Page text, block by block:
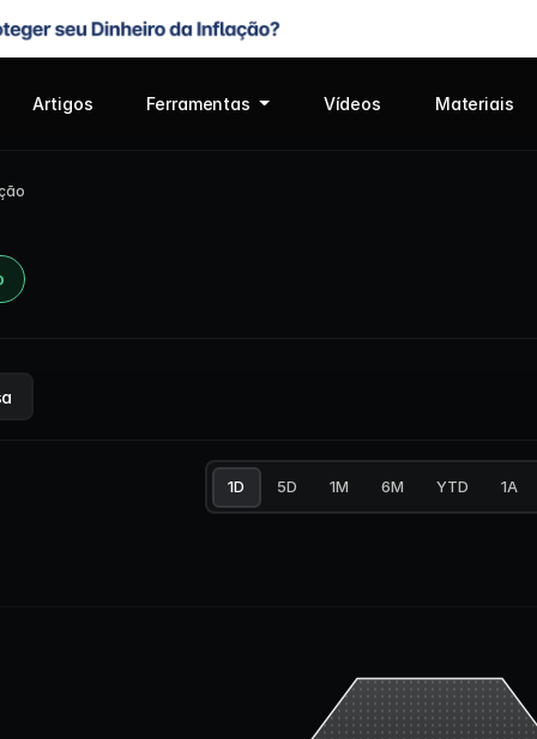
Artigos Ferramentas Vídeos Materiais
1D 5D 1M 6M YTD 1A